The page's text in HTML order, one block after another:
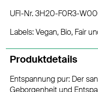
UFI-Nr. 3H20-F0R3-
Labels: Vegan, Bio, Fair
Produktdetails
Entspannung pur: Der